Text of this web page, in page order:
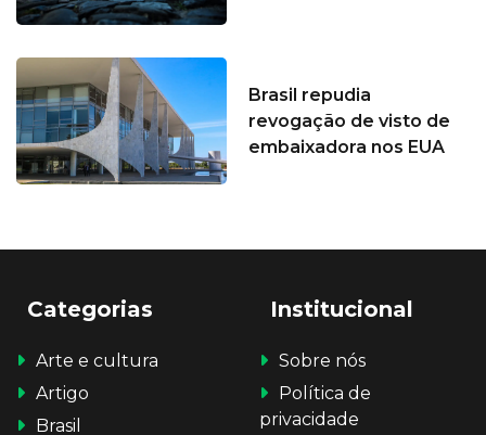
Brasil repudia
revogação de visto de
embaixadora nos EUA
Categorias
Arte e cultura
Artigo
Brasil
Institucional
Sobre nós
Política de
privacidade